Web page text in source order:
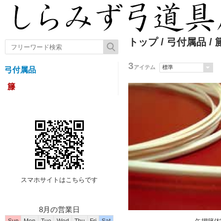
弓付属品
籐
スマホサイトはこちらです
8月の営業日
トップ/ 弓付属品 /
3アイテム